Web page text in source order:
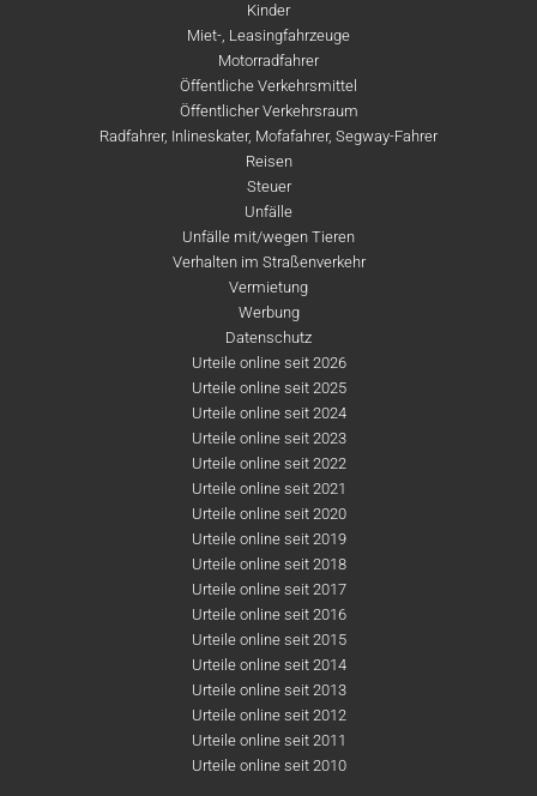
Kinder
Miet-, Leasingfahrzeuge
Motorradfahrer
Öffentliche Verkehrsmittel
Öffentlicher Verkehrsraum
Radfahrer, Inlineskater, Mofafahrer, Segway-Fahrer
Reisen
Steuer
Unfälle
Unfälle mit/wegen Tieren
Verhalten im Straßenverkehr
Vermietung
Werbung
Datenschutz
Urteile online seit 2026
Urteile online seit 2025
Urteile online seit 2024
Urteile online seit 2023
Urteile online seit 2022
Urteile online seit 2021
Urteile online seit 2020
Urteile online seit 2019
Urteile online seit 2018
Urteile online seit 2017
Urteile online seit 2016
Urteile online seit 2015
Urteile online seit 2014
Urteile online seit 2013
Urteile online seit 2012
Urteile online seit 2011
Urteile online seit 2010